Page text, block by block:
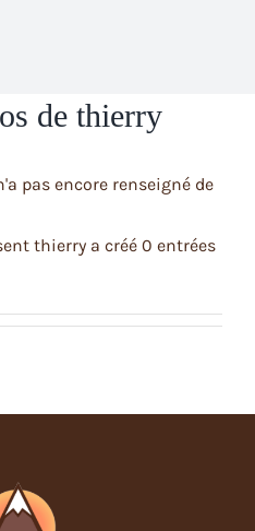
de thierry
pas encore renseigné de
thierry a créé 0 entrées